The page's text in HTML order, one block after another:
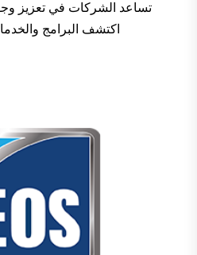
تساعد الشركات في تعزيز
اكتشف البرامج